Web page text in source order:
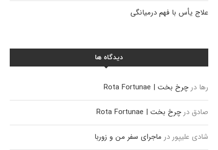
علاج یأس با فهم درمیانگی
دیدگاه ها
رها درچرخ بخت | Rota Fortunae
صادق درچرخ بخت | Rota Fortunae
شادی علیپور در ماجرای سفر من و زوربا